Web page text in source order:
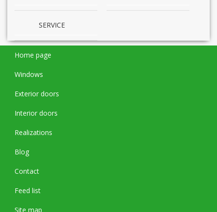
SERVICE
Home page
Windows
Exterior doors
Interior doors
Realizations
Blog
Contact
Feed list
Site map